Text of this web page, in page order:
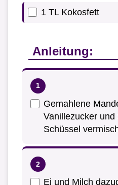
1 TL Kokosfett
Anleitung:
Gemahlene
Vanillezucker
Schüssel
Ei und Milch